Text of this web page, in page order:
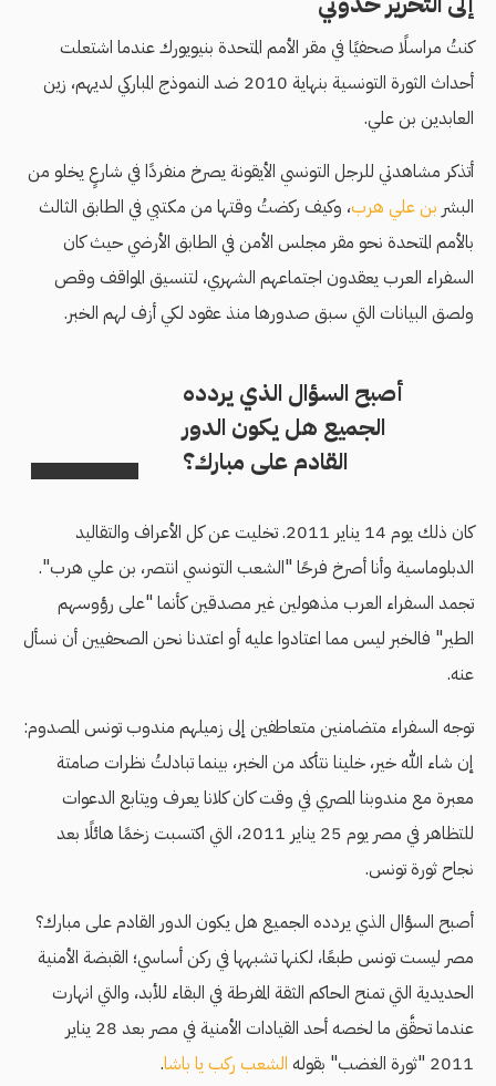
كنتُ مراسلًا صحفيًا في مقر الأمم المتحدة بنيويورك عندما اشتعلت
أحداث الثورة التونسية بنهاية 2010 ضد النموذج المباركي لديهم، زين
العابدين بن علي.
أتذكر مشاهدتي للرجل التونسي الأيقونة يصرخ منفردًا في شارعٍ يخلو من
البشر بن علي هرب، وكيف ركضتُ وقتها من مكتبي في الطابق الثالث
بالأمم المتحدة نحو مقر مجلس الأمن في الطابق الأرضي حيث كان
السفراء العرب يعقدون اجتماعهم الشهري، لتنسيق المواقف وقص
ولصق البيانات التي سبق صدورها منذ عقود لكي أزف لهم الخبر.
أصبح السؤال الذي يردده
الجميع هل يكون الدور
القادم على مبارك؟
كان ذلك يوم 14 يناير 2011. تخليت عن كل الأعراف والتقاليد
الدبلوماسية وأنا أصرخ فرحًا "الشعب التونسي انتصر، بن علي هرب".
تجمد السفراء العرب مذهولين غير مصدقين كأنما "على رؤوسهم
الطير" فالخبر ليس مما اعتادوا عليه أو اعتدنا نحن الصحفيين أن نسأل
عنه.
توجه السفراء متضامنين متعاطفين إلى زميلهم مندوب تونس المصدوم:
إن شاء الله خير، خلينا نتأكد من الخبر، بينما تبادلتُ نظرات صامتة
معبرة مع مندوبنا المصري في وقت كان كلانا يعرف ويتابع الدعوات
للتظاهر في مصر يوم 25 يناير 2011، التي اكتسبت زخمًا هائلًا بعد
نجاح ثورة تونس.
أصبح السؤال الذي يردده الجميع هل يكون الدور القادم على مبارك؟
مصر ليست تونس طبعًا، لكنها تشبهها في ركن أساسي؛ القبضة الأمنية
الحديدية التي تمنح الحاكم الثقة المفرطة في البقاء للأبد، والتي انهارت
عندما تحقَّق ما لخصه أحد القيادات الأمنية في مصر بعد 28 يناير
2011 "ثورة الغضب" بقوله
الشعب ركب يا باشا.